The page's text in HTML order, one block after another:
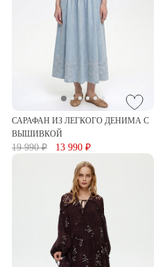
САРАФАН ИЗ ЛЕГКОГО ДЕНИМА С
ВЫШИВКОЙ
19 990 ₽ 13 990 ₽